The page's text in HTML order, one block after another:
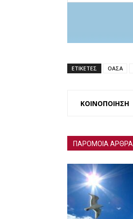
ΕΤΙΚΕΤΕΣ ΟΑΣΑ
ΚΟΙΝΟΠΟΙΗΣΗ
ΠΑΡΟΜΟΙΑ ΑΡΘΡΑ